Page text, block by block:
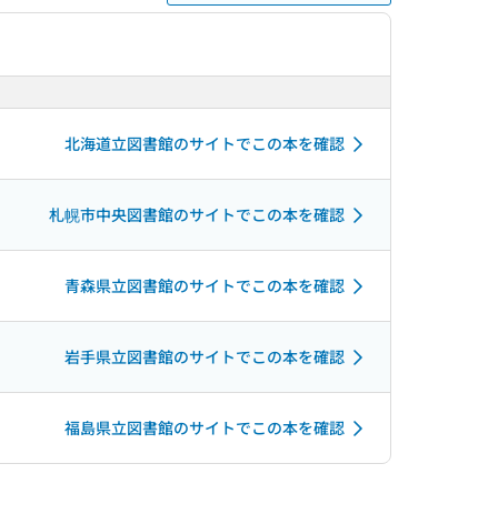
北海道立図書館のサイトでこの本を確認
札幌市中央図書館のサイトでこの本を確認
青森県立図書館のサイトでこの本を確認
岩手県立図書館のサイトでこの本を確認
福島県立図書館のサイトでこの本を確認